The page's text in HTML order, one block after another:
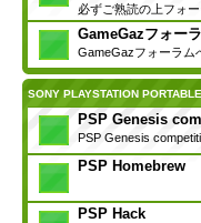
必ずご熟読の上フォ
GameGazフォー
GameGazフォーラム
SONY PLAYSTATION PORTABLE
PSP Genesis
PSP Genesis
PSP Homebrew
PSP Hack